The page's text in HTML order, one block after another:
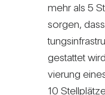
mehr als 5
sorgen,
ge­stattet
vie­rung
10